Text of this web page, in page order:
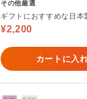
その他厳選
ギフトにおすすめな日本
¥2,200
カートに入